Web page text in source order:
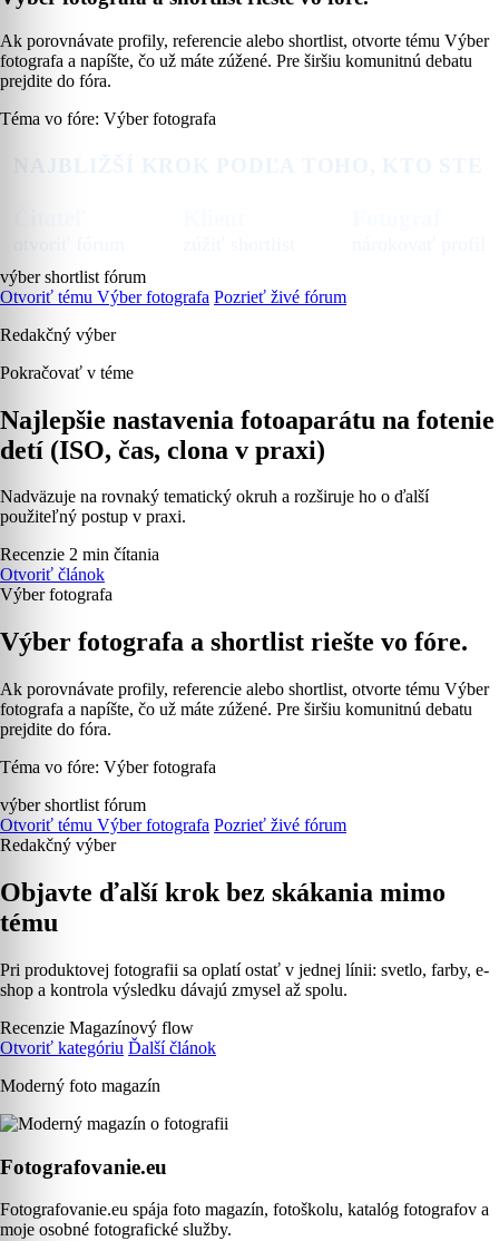
Ak porovnávate profily, referencie alebo shortlist, otvorte tému Výber
fotografa a napíšte, čo už máte zúžené. Pre širšiu komunitnú debatu
prejdite do fóra.
Téma vo fóre: Výber fotografa
výber shortlist fórum
Otvoriť tému Výber fotografa Pozrieť živé fórum
Redakčný výber
Pokračovať v téme
Najlepšie nastavenia fotoaparátu na fotenie
detí (ISO, čas, clona v praxi)
Nadväzuje na rovnaký tematický okruh a rozširuje ho o ďalší
použiteľný postup v praxi.
Recenzie 2 min čítania
Otvoriť článok
Výber fotografa
Výber fotografa a shortlist riešte vo fóre.
Ak porovnávate profily, referencie alebo shortlist, otvorte tému Výber
fotografa a napíšte, čo už máte zúžené. Pre širšiu komunitnú debatu
prejdite do fóra.
Téma vo fóre: Výber fotografa
výber shortlist fórum
Otvoriť tému Výber fotografa Pozrieť živé fórum
Redakčný výber
Objavte ďalší krok bez skákania mimo
tému
Pri produktovej fotografii sa oplatí ostať v jednej línii: svetlo, farby, e-
shop a kontrola výsledku dávajú zmysel až spolu.
Recenzie Magazínový flow
Otvoriť kategóriu Ďalší článok
Moderný foto magazín
Fotografovanie.eu
Fotografovanie.eu spája foto magazín, fotoškolu, katalóg fotografov a
moje osobné fotografické služby.